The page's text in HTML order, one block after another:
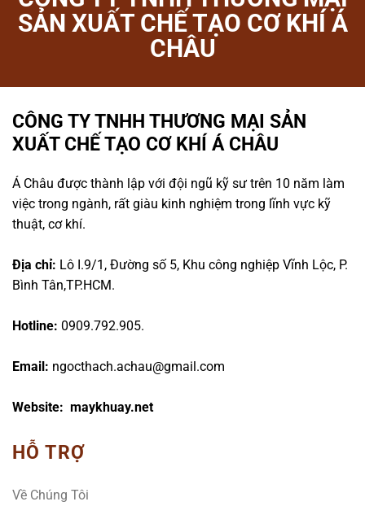
SẢN XUẤT CHẾ TẠO CƠ KHÍ Á
CHÂU
CÔNG TY TNHH THƯƠNG MẠI SẢN
XUẤT CHẾ TẠO CƠ KHÍ Á CHÂU
Á Châu được thành lập với đội ngũ kỹ sư trên 10 năm làm
việc trong ngành, rất giàu kinh nghiệm trong lĩnh vực kỹ
thuật, cơ khí.
Địa chỉ: Lô I.9/1, Đường số 5, Khu công nghiệp Vĩnh Lộc, P.
Bình Tân,TP.HCM.
Hotline: 0909.792.905.
Email: ngocthach.achau@gmail.com
Website: maykhuay.net
HỖ TRỢ
Về Chúng Tôi